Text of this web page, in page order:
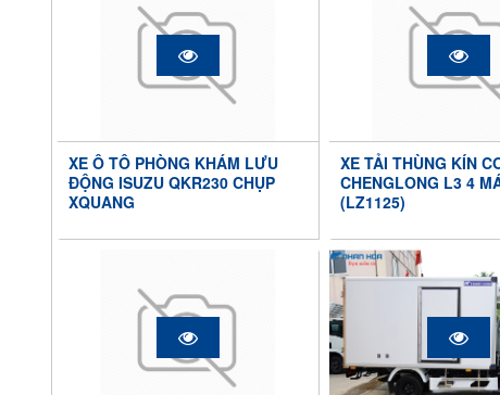
XE Ô TÔ PHÒNG KHÁM LƯU
ĐỘNG ISUZU QKR230 CHỤP
XQUANG
XE TẢI THÙNG KÍN
CHENGLONG L3 4
(LZ1125)